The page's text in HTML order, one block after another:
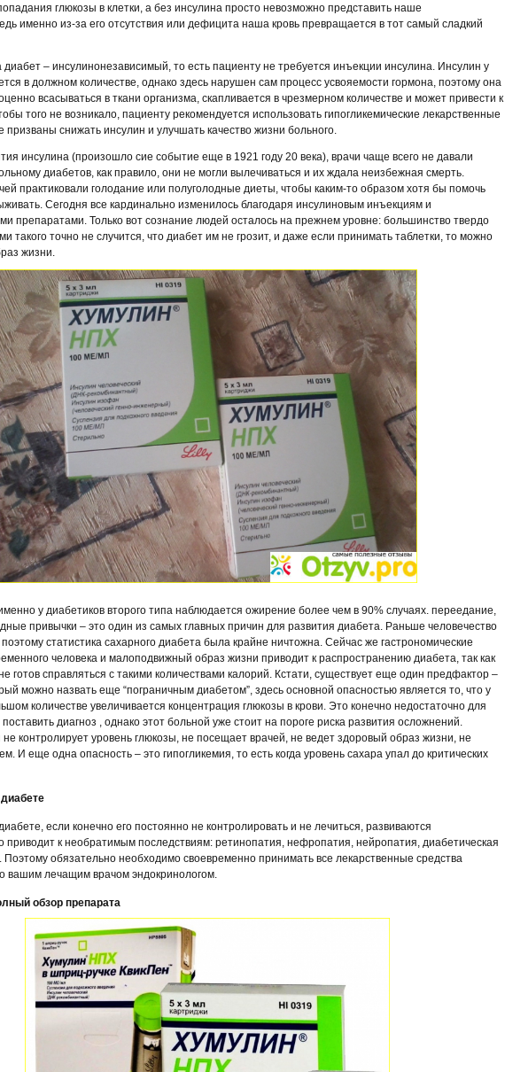
глюкозы в клетки, а без инсулина просто невозможно представить наше
именно из-за его отсутствия или дефицита наша кровь превращается в тот самый сладкий
диабет – инсулинонезависимый, то есть пациенту не требуется инъекции инсулина. Инсулин у
в должном количестве, однако здесь нарушен сам процесс усвояемости гормона, поэтому она
всасываться в ткани организма, скапливается в чрезмерном количестве и может привести к
того не возникало, пациенту рекомендуется использовать гипогликемические лекарственные
призваны снижать инсулин и улучшать качество жизни больного.
инсулина (произошло сие событие еще в 1921 году 20 века), врачи чаще всего не давали
диабетов, как правило, они не могли вылечиваться и их ждала неизбежная смерть.
практиковали голодание или полуголодные диеты, чтобы каким-то образом хотя бы помочь
Сегодня все кардинально изменилось благодаря инсулиновым инъекциям и
препаратами. Только вот сознание людей осталось на прежнем уровне: большинство твердо
такого точно не случится, что диабет им не грозит, и даже если принимать таблетки, то можно
жизни.
у диабетиков второго типа наблюдается ожирение более чем в 90% случаях. переедание,
привычки – это один из самых главных причин для развития диабета. Раньше человечество
статистика сахарного диабета была крайне ничтожна. Сейчас же гастрономические
человека и малоподвижный образ жизни приводит к распространению диабета, так как
готов справляться с такими количествами калорий. Кстати, существует еще один предфактор –
можно назвать еще “пограничным диабетом”, здесь основной опасностью является то, что у
количестве увеличивается концентрация глюкозы в крови. Это конечно недостаточно для
диагноз , однако этот больной уже стоит на пороге риска развития осложнений.
контролирует уровень глюкозы, не посещает врачей, не ведет здоровый образ жизни, не
И еще одна опасность – это гипогликемия, то есть когда уровень сахара упал до критических
если конечно его постоянно не контролировать и не лечиться, развиваются
приводит к необратимым последствиям: ретинопатия, нефропатия, нейропатия, диабетическая
Поэтому обязательно необходимо своевременно принимать все лекарственные средства
вашим лечащим врачом эндокринологом.
обзор препарата